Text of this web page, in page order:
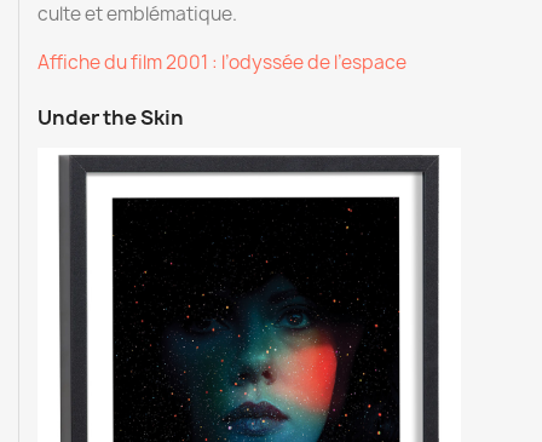
culte et emblématique.
Affiche du film 2001 : l’odyssée de l’espace
Under the Skin